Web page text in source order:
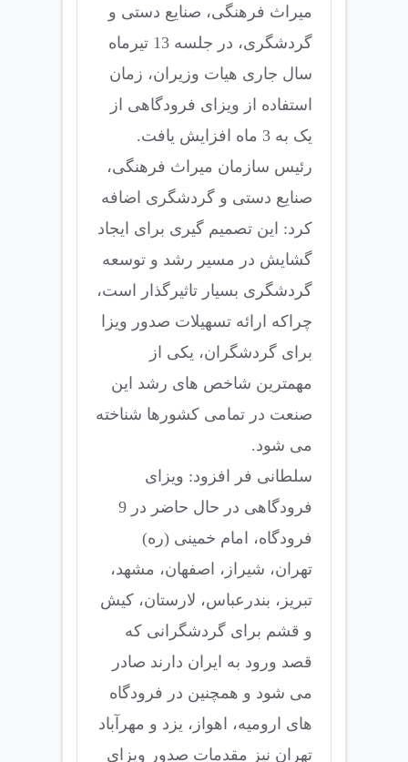
میراث فرهنگی، صنایع دستی و
گردشگری، در جلسه 13 تیرماه
سال جاری هیات وزیران، زمان
استفاده از ویزای فرودگاهی از
یک به 3 ماه افزایش یافت.
رئیس سازمان میراث فرهنگی،
صنایع دستی و گردشگری اضافه
کرد: این تصمیم گیری برای ایجاد
گشایش در مسیر رشد و توسعه
گردشگری بسیار تاثیرگذار است،
چراکه ارائه تسهیلات صدور ویزا
برای گردشگران، یکی از
مهمترین شاخص های رشد این
صنعت در تمامی کشورها شناخته
می شود.
سلطانی فر افزود: ویزای
فرودگاهی در حال حاضر در 9
فرودگاه، امام خمینی (ره)
تهران، شیراز، اصفهان، مشهد،
تبریز، بندرعباس، لارستان، کیش
و قشم برای گردشگرانی که
قصد ورود به ایران دارند صادر
می شود و همچنین در فرودگاه
های ارومیه، اهواز، یزد و مهرآباد
تهران نیز مقدمات صدور ویزای